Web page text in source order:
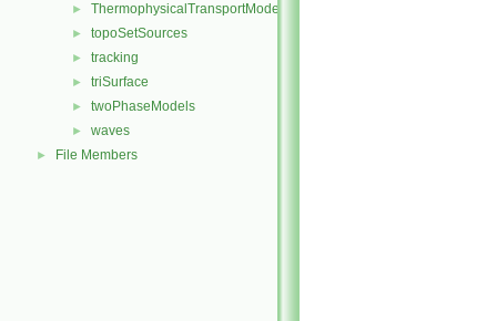
► ThermophysicalTransportModels
► topoSetSources
► tracking
► triSurface
► twoPhaseModels
► waves
► File Members